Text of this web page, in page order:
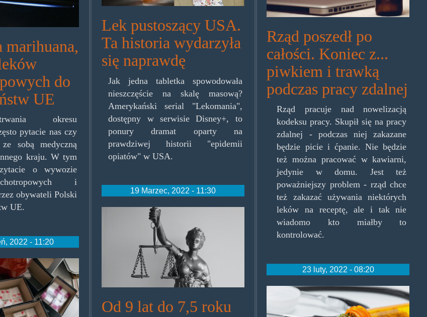
marihuana,
do
UE
okresu
pytacie nas czy
sobą medyczną
kraju. W tym
o wywozie
i
obywateli Polski
UE.
2022 - 11:20
Lek pustoszący USA.
Ta historia wydarzyła
się naprawdę
Jak jedna tabletka spowodowała
nieszczęście na skalę masową?
Amerykański serial "Lekomania",
dostępny w serwisie Disney+, to
ponury dramat oparty na
prawdziwej historii "epidemii
opiatów" w USA.
19 Marzec, 2022 - 11:30
temida.jpg
Od 9 lat do 7,5 roku
Rząd poszedł po
całości. Koniec z...
piwkiem i trawką
podczas pracy zdalnej
Rząd pracuje nad nowelizacją
kodeksu pracy. Skupił się na pracy
zdalnej - podczas niej zakazane
będzie picie i ćpanie. Nie będzie
też można pracować w kawiarni,
jedynie w domu. Jest też
poważniejszy problem - rząd chce
też zakazać używania niektórych
leków na receptę, ale i tak nie
wiadomo kto miałby to
kontrolować.
23 luty, 2022 - 08:20
medmjagain.jpg